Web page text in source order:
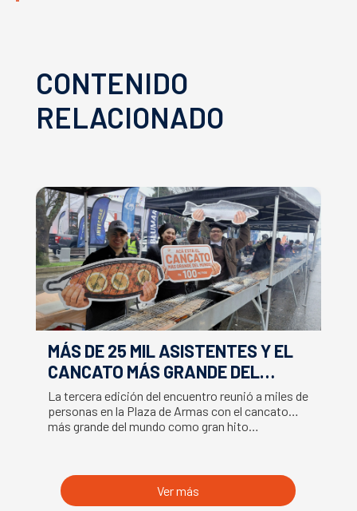
CONTENIDO
RELACIONADO
MÁS DE 25 MIL ASISTENTES Y EL
CANCATO MÁS GRANDE DEL
MUNDO MARCAN EXITOSO CIERRE
DE LA SEMANA DEL SALMÓN
La tercera edición del encuentro reunió a miles de
personas en la Plaza de Armas con el cancato
más grande del mundo como gran hito…
Ver más